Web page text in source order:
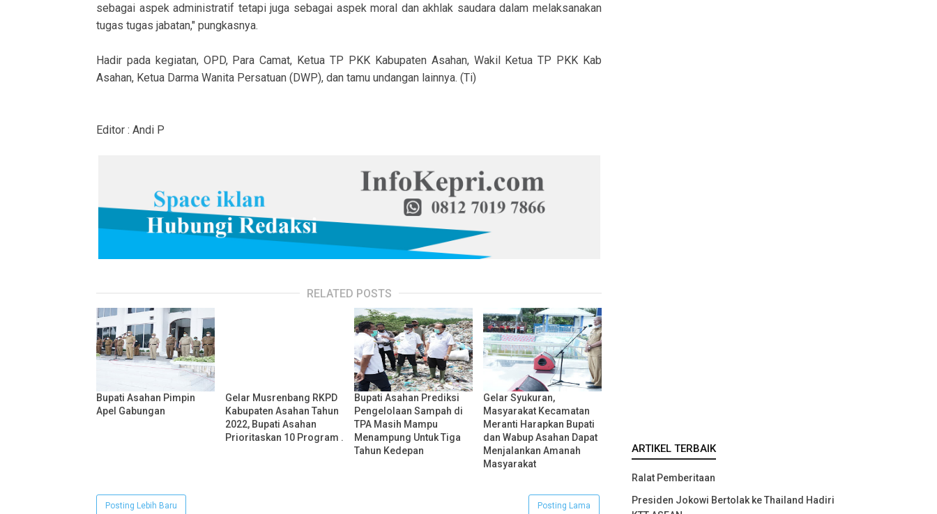
sebagai aspek administratif tetapi juga sebagai aspek moral dan akhlak saudara dalam melaksanakan
tugas tugas jabatan," pungkasnya.
Hadir pada kegiatan, OPD, Para Camat, Ketua TP PKK Kabupaten Asahan, Wakil Ketua TP PKK Kab
Asahan, Ketua Darma Wanita Persatuan (DWP), dan tamu undangan lainnya. (Ti)
Editor : Andi P
RELATED POSTS
Bupati Asahan Pimpin
Apel Gabungan
Gelar Musrenbang RKPD
Kabupaten Asahan Tahun
2022, Bupati Asahan
Prioritaskan 10 Program .
Bupati Asahan Prediksi
Pengelolaan Sampah di
TPA Masih Mampu
Menampung Untuk Tiga
Tahun Kedepan
Gelar Syukuran,
Masyarakat Kecamatan
Meranti Harapkan Bupati
dan Wabup Asahan Dapat
Menjalankan Amanah
Masyarakat
Posting Lebih Baru Posting Lama
ARTIKEL TERBAIK
Ralat Pemberitaan
Presiden Jokowi Bertolak ke Thailand Hadiri